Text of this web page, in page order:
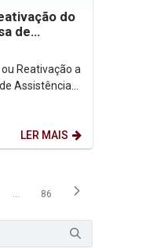
do
de
2021.2
Reativação a
Assistência
LER MAIS
ABA para navegar.
...Páginas intermediárias Usar ABA
Página
86